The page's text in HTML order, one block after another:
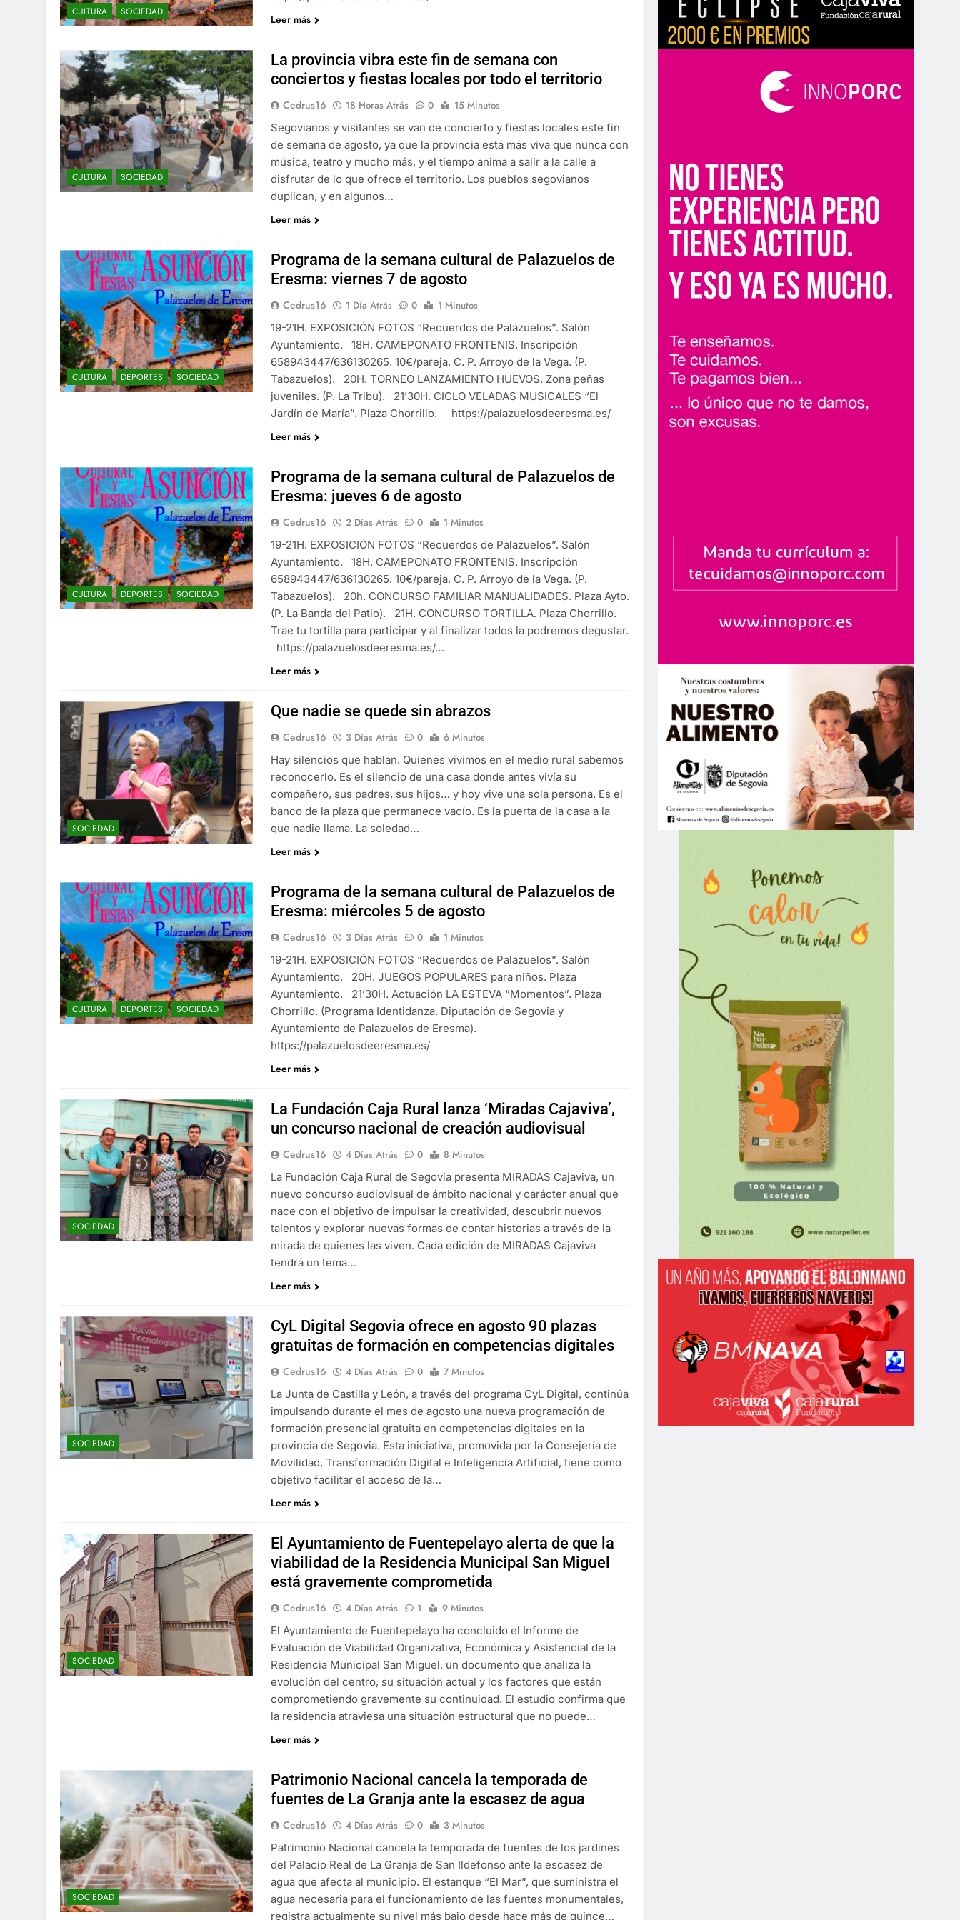
CULTURA SOCIEDAD
Leer más
CULTURA SOCIEDAD
La provincia vibra este fin de semana con
conciertos y fiestas locales por todo el territorio
Cedrus16 18 Horas Atrás 0
15 Minutos
Segovianos y visitantes se van de concierto y fiestas locales este fin
de semana de agosto, ya que la provincia está más viva que nunca con
música, teatro y mucho más, y el tiempo anima a salir a la calle a
disfrutar de lo que ofrece el territorio. Los pueblos segovianos
duplican, y en algunos…
Leer más
CULTURA DEPORTES SOCIEDAD
Programa de la semana cultural de Palazuelos de
Eresma: viernes 7 de agosto
Cedrus16 1 Día Atrás 0
1 Minutos
19-21H. EXPOSICIÓN FOTOS “Recuerdos de Palazuelos”. Salón
Ayuntamiento. 18H. CAMEPONATO FRONTENIS. Inscripción
658943447/636130265. 10€/pareja. C. P. Arroyo de la Vega. (P.
Tabazuelos). 20H. TORNEO LANZAMIENTO HUEVOS. Zona peñas
juveniles. (P. La Tribu). 21’30H. CICLO VELADAS MUSICALES “El
Jardín de María”. Plaza Chorrillo. https://palazuelosdeeresma.es/
Leer más
CULTURA DEPORTES SOCIEDAD
Programa de la semana cultural de Palazuelos de
Eresma: jueves 6 de agosto
Cedrus16 2 Días Atrás 0
1 Minutos
19-21H. EXPOSICIÓN FOTOS “Recuerdos de Palazuelos”. Salón
Ayuntamiento. 18H. CAMEPONATO FRONTENIS. Inscripción
658943447/636130265. 10€/pareja. C. P. Arroyo de la Vega. (P.
Tabazuelos). 20h. CONCURSO FAMILIAR MANUALIDADES. Plaza Ayto.
(P. La Banda del Patio). 21H. CONCURSO TORTILLA. Plaza Chorrillo.
Trae tu tortilla para participar y al finalizar todos la podremos degustar.
https://palazuelosdeeresma.es/…
Leer más
SOCIEDAD
Que nadie se quede sin abrazos
Cedrus16 3 Días Atrás 0
6 Minutos
Hay silencios que hablan. Quienes vivimos en el medio rural sabemos
reconocerlo. Es el silencio de una casa donde antes vivía su
compañero, sus padres, sus hijos… y hoy vive una sola persona. Es el
banco de la plaza que permanece vacío. Es la puerta de la casa a la
que nadie llama. La soledad…
Leer más
CULTURA DEPORTES SOCIEDAD
Programa de la semana cultural de Palazuelos de
Eresma: miércoles 5 de agosto
Cedrus16 3 Días Atrás 0
1 Minutos
19-21H. EXPOSICIÓN FOTOS “Recuerdos de Palazuelos”. Salón
Ayuntamiento. 20H. JUEGOS POPULARES para niños. Plaza
Ayuntamiento. 21’30H. Actuación LA ESTEVA “Momentos”. Plaza
Chorrillo. (Programa Identidanza. Diputación de Segovia y
Ayuntamiento de Palazuelos de Eresma).
https://palazuelosdeeresma.es/
Leer más
SOCIEDAD
La Fundación Caja Rural lanza ‘Miradas Cajaviva’,
un concurso nacional de creación audiovisual
Cedrus16 4 Días Atrás 0
8 Minutos
La Fundación Caja Rural de Segovia presenta MIRADAS Cajaviva, un
nuevo concurso audiovisual de ámbito nacional y carácter anual que
nace con el objetivo de impulsar la creatividad, descubrir nuevos
talentos y explorar nuevas formas de contar historias a través de la
mirada de quienes las viven. Cada edición de MIRADAS Cajaviva
tendrá un tema…
Leer más
SOCIEDAD
CyL Digital Segovia ofrece en agosto 90 plazas
gratuitas de formación en competencias digitales
Cedrus16 4 Días Atrás 0
7 Minutos
La Junta de Castilla y León, a través del programa CyL Digital, continúa
impulsando durante el mes de agosto una nueva programación de
formación presencial gratuita en competencias digitales en la
provincia de Segovia. Esta iniciativa, promovida por la Consejería de
Movilidad, Transformación Digital e Inteligencia Artificial, tiene como
objetivo facilitar el acceso de la…
Leer más
SOCIEDAD
El Ayuntamiento de Fuentepelayo alerta de que la
viabilidad de la Residencia Municipal San Miguel
está gravemente comprometida
Cedrus16 4 Días Atrás 1
9 Minutos
El Ayuntamiento de Fuentepelayo ha concluido el Informe de
Evaluación de Viabilidad Organizativa, Económica y Asistencial de la
Residencia Municipal San Miguel, un documento que analiza la
evolución del centro, su situación actual y los factores que están
comprometiendo gravemente su continuidad. El estudio confirma que
la residencia atraviesa una situación estructural que no puede…
Leer más
SOCIEDAD
Patrimonio Nacional cancela la temporada de
fuentes de La Granja ante la escasez de agua
Cedrus16 4 Días Atrás 0
3 Minutos
Patrimonio Nacional cancela la temporada de fuentes de los jardines
del Palacio Real de La Granja de San Ildefonso ante la escasez de
agua que afecta al municipio. El estanque “El Mar”, que suministra el
agua necesaria para el funcionamiento de las fuentes monumentales,
registra actualmente su nivel más bajo desde hace más de quince…